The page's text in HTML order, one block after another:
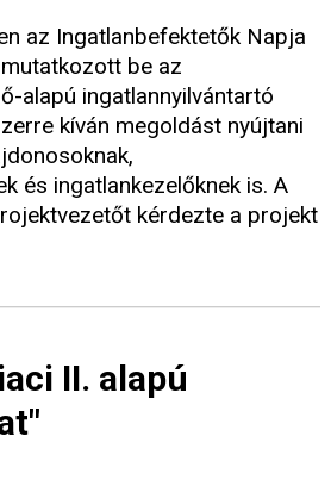
az Ingatlanbefektetők Napja
be az
alapú ingatlannyilvántartó
kíván megoldást nyújtani
és ingatlankezelőknek is. A
kérdezte a projekt
II. alapú